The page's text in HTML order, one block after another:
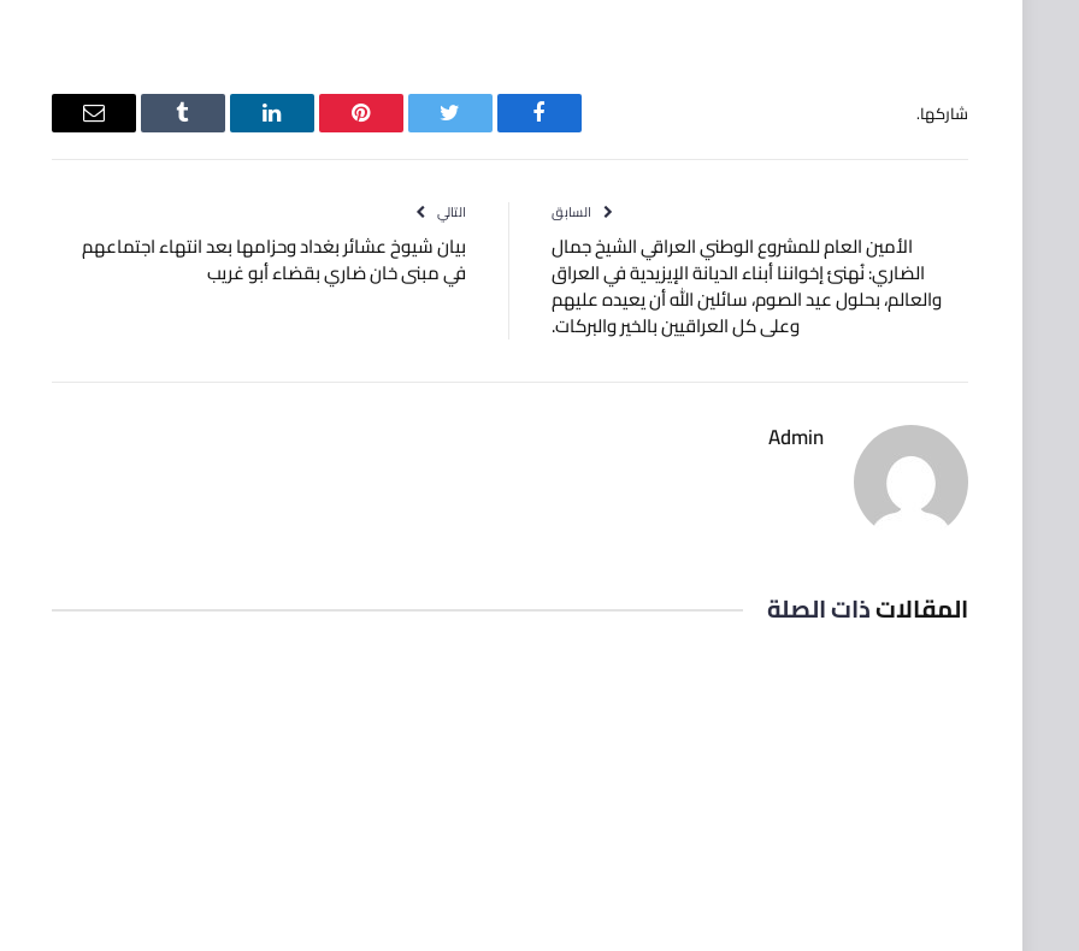
شاركها.
فيسبوك تويتر بينتيريستلينكدإن Tumblr
البريد
السابق
الأمين العام للمشروع الوطني العراقي الشيخ جمال
الضاري: نُهنئ إخواننا أبناء الديانة الإيزيدية في العراق
والعالم، بحلول عيد الصوم، سائلين الله أن يعيده عليهم
وعلى كل العراقيين بالخير والبركات.
التالي
بيان شيوخ عشائر بغداد وحزامها بعد انتهاء اجتماعهم
في مبنى خان ضاري بقضاء أبو غريب
Admin
المقالاتذات الصلة